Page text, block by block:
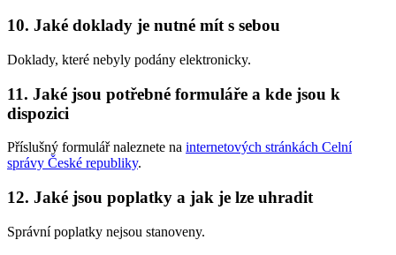
10. Jaké doklady je nutné mít s sebou
Doklady, které nebyly podány elektronicky.
11. Jaké jsou potřebné formuláře a kde jsou k
dispozici
Příslušný formulář naleznete na internetových stránkách Celní
správy České republiky.
12. Jaké jsou poplatky a jak je lze uhradit
Správní poplatky nejsou stanoveny.